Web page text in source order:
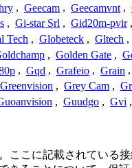
, Geecam , Geecamvnt ,
, Gi-star Srl , Gid20m-pvir ,
Tech , Globeteck , Gltech ,
, Golden Gate ,
, Gqd , Grafeio , Grain ,
Greenvision , Grey Cam ,
, Guudgo , Gvi ,
ここに記載されている